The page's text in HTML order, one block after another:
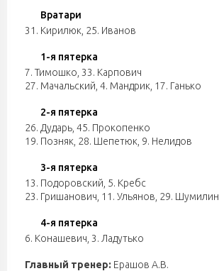
Вратари
31. Кирилюк 25. Иванов
1-я пятерка
7. Тимошко 33. Карпович
27. Мачальский 4. Мандрик 17. Ганько
2-я пятерка
26. Дударь 45. Прокопенко
19. Позняк 28. Шепетюк 9. Нелидов
3-я пятерка
13. Подоровский 5. Кребс
23. Гришанович 11. Ульянов 29. Шумилин
4-я пятерка
6. Конашевич 3. Ладутько
Главный тренер: Ерашов А.В.